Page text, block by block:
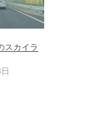
スカイラ